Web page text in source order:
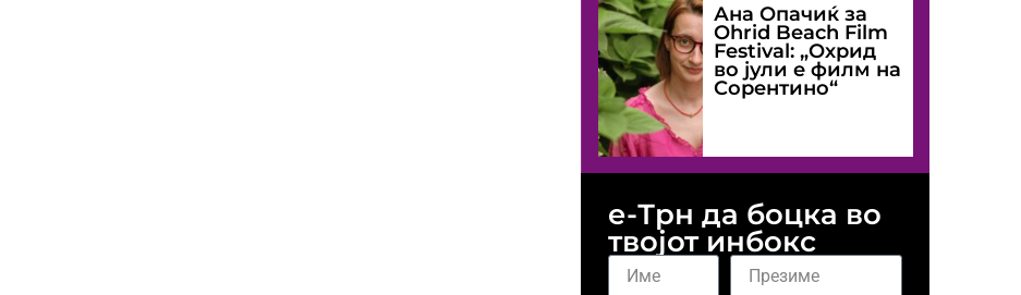
Ана Опачиќ за
Оhrid Beach Film
Festival: „Охрид
во јули е филм на
Сорентино“
е-Трн да боцка во
твојот инбокс